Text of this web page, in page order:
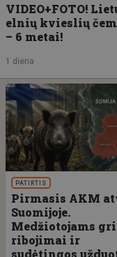
VIDEO+FOTO!
elnių kvieslių
– 6 metai!
1 diena
PATIRTIS
Pirmasis AKM
Suomijoje.
Medžiotojams
ribojimai ir
sudėtingos